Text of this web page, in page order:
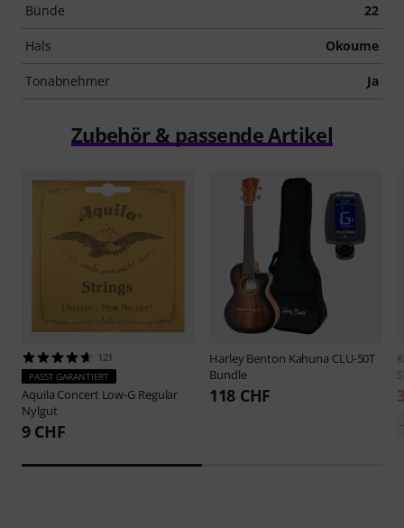
Bünde 22
Hals Okoume
Tonabnehmer Ja
Zubehör & passende Artikel
121
PASST GARANTIERT
Aquila Concert Low-G Regular
Nylgut
9 CHF
Harley Benton Kahuna CLU-50T
Bundle
118 CHF